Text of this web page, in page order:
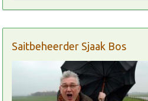
Saitbeheerder Sjaak Bos